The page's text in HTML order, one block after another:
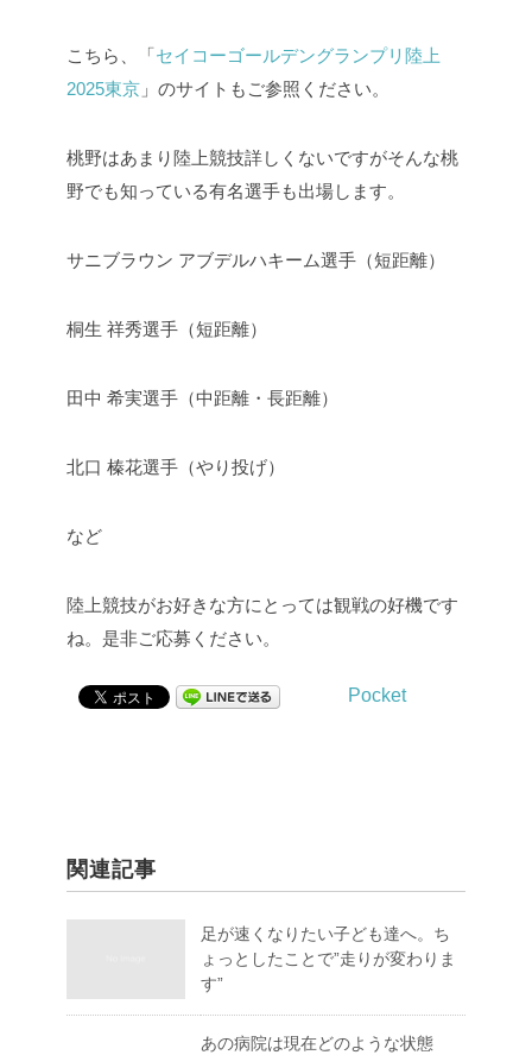
こちら、「セイコーゴールデングランプリ陸上
2025東京 」のサイトもご参照ください。
桃野はあまり陸上競技詳しくないですがそんな桃
野でも知っている有名選手も出場します。
サニブラウン アブデルハキーム選手（短距離）
桐生 祥秀選手（短距離）
田中 希実選手（中距離・長距離）
北口 榛花選手（やり投げ）
など
陸上競技がお好きな方にとっては観戦の好機です
ね。是非ご応募ください。
Pocket
関連記事
足が速くなりたい子ども達へ。ち
ょっとしたことで”走りが変わりま
す”
あの病院は現在どのような状態